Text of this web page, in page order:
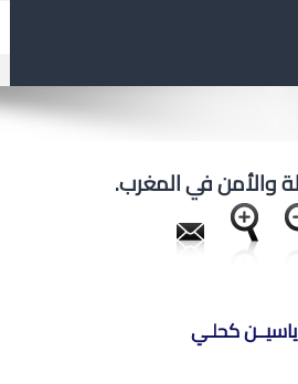
والأمن في المغرب.
ياسيــن كحلـي